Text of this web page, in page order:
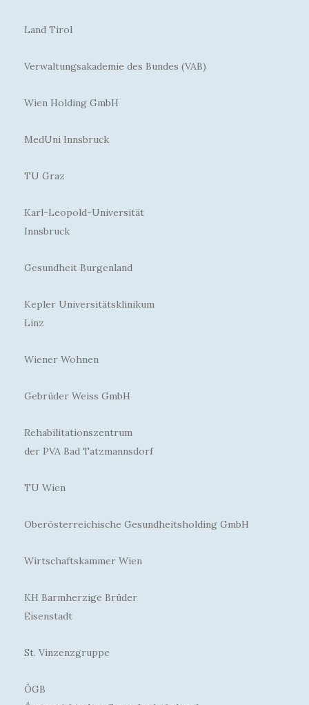
Land Tirol
Verwaltungsakademie des Bundes (VAB)
Wien Holding GmbH
MedUni Innsbruck
TU Graz
Karl-Leopold-Universität
Innsbruck
Gesundheit Burgenland
Kepler Universitätsklinikum
Linz
Wiener Wohnen
Gebrüder Weiss GmbH
Rehabilitationszentrum
der PVA Bad Tatzmannsdorf
TU Wien
Oberösterreichische Gesundheitsholding GmbH
Wirtschaftskammer Wien
KH Barmherzige Brüder
Eisenstadt
St. Vinzenzgruppe
ÖGB